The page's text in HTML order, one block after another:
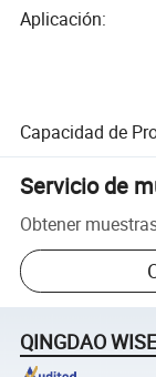
Aplicación:
Capacidad de
Servicio de
Obtener
QINGDAO